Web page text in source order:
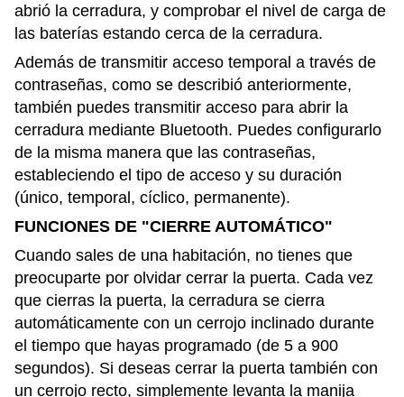
abrió la cerradura, y comprobar el nivel de carga de
las baterías estando cerca de la cerradura.
Además de transmitir acceso temporal a través de
contraseñas, como se describió anteriormente,
también puedes transmitir acceso para abrir la
cerradura mediante Bluetooth. Puedes configurarlo
de la misma manera que las contraseñas,
estableciendo el tipo de acceso y su duración
(único, temporal, cíclico, permanente).
FUNCIONES DE "CIERRE AUTOMÁTICO"
Cuando sales de una habitación, no tienes que
preocuparte por olvidar cerrar la puerta. Cada vez
que cierras la puerta, la cerradura se cierra
automáticamente con un cerrojo inclinado durante
el tiempo que hayas programado (de 5 a 900
segundos). Si deseas cerrar la puerta también con
un cerrojo recto, simplemente levanta la manija